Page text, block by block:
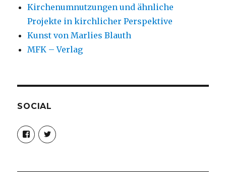
Kirchenumnutzungen und ähnliche
Projekte in kirchlicher Perspektive
Kunst von Marlies Blauth
MFK – Verlag
SOCIAL
Profil
von
christoph.fleischer1
anzeigen
Profil
von
anzeigen